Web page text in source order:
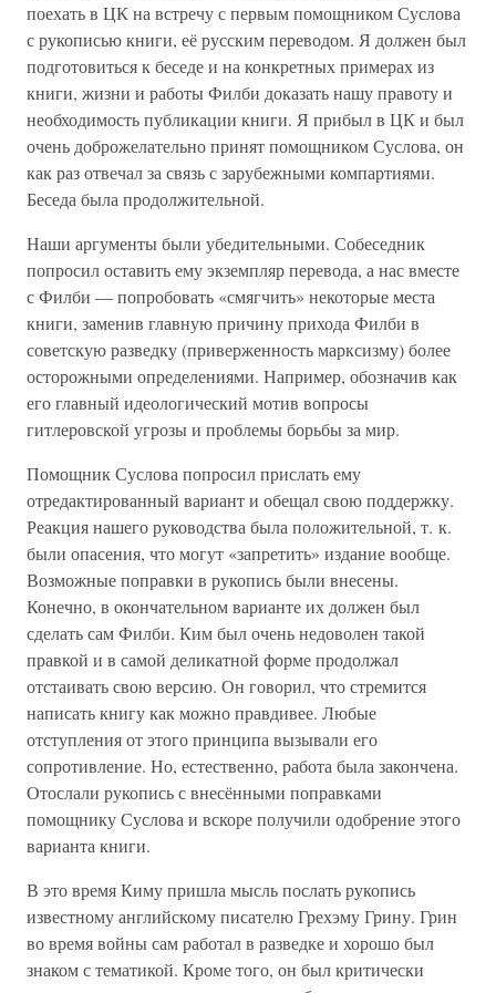
поехать в ЦК на встречу с первым помощником Суслова
с рукописью книги, её русским переводом. Я должен был
подготовиться к беседе и на конкретных примерах из
книги, жизни и работы Филби доказать нашу правоту и
необходимость публикации книги. Я прибыл в ЦК и был
очень доброжелательно принят помощником Суслова, он
как раз отвечал за связь с зарубежными компартиями.
Беседа была продолжительной.
Наши аргументы были убедительными. Собеседник
попросил оставить ему экземпляр перевода, а нас вместе
с Филби — попробовать «смягчить» некоторые места
книги, заменив главную причину прихода Филби в
советскую разведку (приверженность марксизму) более
осторожными определениями. Например, обозначив как
его главный идеологический мотив вопросы
гитлеровской угрозы и проблемы борьбы за мир.
Помощник Суслова попросил прислать ему
отредактированный вариант и обещал свою поддержку.
Реакция нашего руководства была положительной, т. к.
были опасения, что могут «запретить» издание вообще.
Возможные поправки в рукопись были внесены.
Конечно, в окончательном варианте их должен был
сделать сам Филби. Ким был очень недоволен такой
правкой и в самой деликатной форме продолжал
отстаивать свою версию. Он говорил, что стремится
написать книгу как можно правдивее. Любые
отступления от этого принципа вызывали его
сопротивление. Но, естественно, работа была закончена.
Отослали рукопись с внесёнными поправками
помощнику Суслова и вскоре получили одобрение этого
варианта книги.
В это время Киму пришла мысль послать рукопись
известному английскому писателю Грехэму Грину. Грин
во время войны сам работал в разведке и хорошо был
знаком с тематикой. Кроме того, он был критически